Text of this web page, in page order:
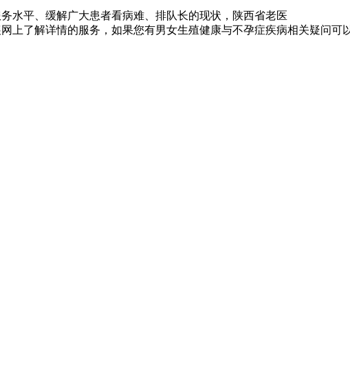
缓解广大患者看病难、排队长的现状，陕西省老医
详情的服务，如果您有男女生殖健康与不孕症疾病相关疑问可以